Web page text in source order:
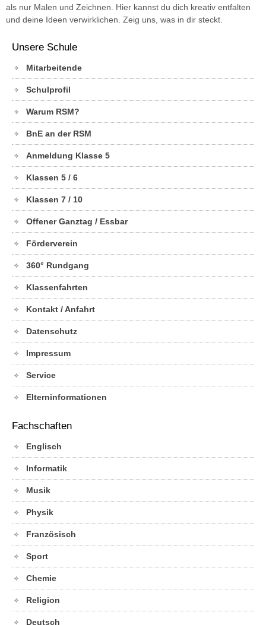
als nur Malen und Zeichnen. Hier kannst du dich kreativ entfalten
und deine Ideen verwirklichen. Zeig uns, was in dir steckt.
Unsere Schule
Mitarbeitende
Schulprofil
Warum RSM?
BnE an der RSM
Anmeldung Klasse 5
Klassen 5 / 6
Klassen 7 / 10
Offener Ganztag / Essbar
Förderverein
360° Rundgang
Klassenfahrten
Kontakt / Anfahrt
Datenschutz
Impressum
Service
Elterninformationen
Fachschaften
Englisch
Informatik
Musik
Physik
Französisch
Sport
Chemie
Religion
Deutsch